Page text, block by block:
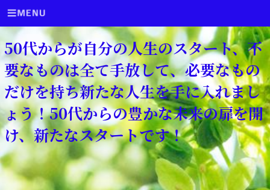
50代からが自分の人生のスタート、不
要なものは全て手放して、必要なもの
だけを持ち新たな人生を手に入れまし
ょう！50代からの豊かな未来の扉を開
け、新たなスタートです！